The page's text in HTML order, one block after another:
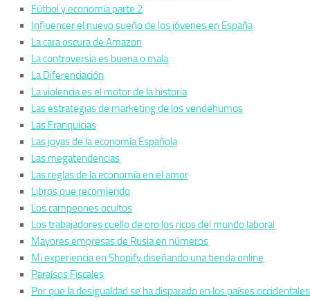
Fútbol y economía parte 2
Influencer el nuevo sueño de los jóvenes en España
La cara oscura de Amazon
La controversia es buena o mala
La Diferenciación
La violencia es el motor de la historia
Las estrategias de marketing de los vendehumos
Las Franquicias
Las joyas de la economía Española
Las megatendencias
Las reglas de la economía en el amor
Libros que recomiendo
Los campeones ocultos
Los trabajadores cuello de oro los ricos del mundo laboral
Mayores empresas de Rusia en números
Mi experiencia en Shopify diseñando una tienda online
Paraísos Fiscales
Por que la desigualdad se ha disparado en los países occidentales